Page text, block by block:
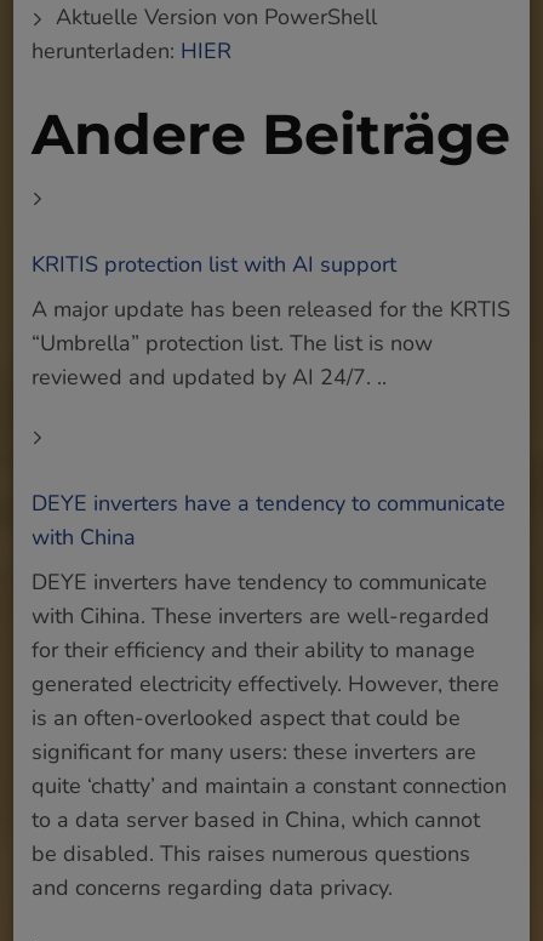
Aktuelle Version von PowerShell
herunterladen: HIER
Andere Beiträge
KRITIS protection list with AI support
A major update has been released for the KRTIS
“Umbrella” protection list. The list is now
reviewed and updated by AI 24/7. ..
DEYE inverters have a tendency to communicate
with China
DEYE inverters have tendency to communicate
with Cihina. These inverters are well-regarded
for their efficiency and their ability to manage
generated electricity effectively. However, there
is an often-overlooked aspect that could be
significant for many users: these inverters are
quite ‘chatty’ and maintain a constant connection
to a data server based in China, which cannot
be disabled. This raises numerous questions
and concerns regarding data privacy.